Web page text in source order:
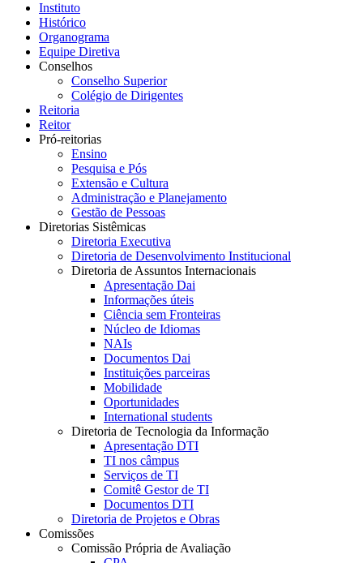
Instituto
Histórico
Organograma
Equipe Diretiva
Conselhos
Conselho Superior
Colégio de Dirigentes
Reitoria
Reitor
Pró-reitorias
Ensino
Pesquisa e Pós
Extensão e Cultura
Administração e Planejamento
Gestão de Pessoas
Diretorias Sistêmicas
Diretoria Executiva
Diretoria de Desenvolvimento Institucional
Diretoria de Assuntos Internacionais
Apresentação Dai
Informações úteis
Ciência sem Fronteiras
Núcleo de Idiomas
NAIs
Documentos Dai
Instituições parceiras
Mobilidade
Oportunidades
International students
Diretoria de Tecnologia da Informação
Apresentação DTI
TI nos câmpus
Serviços de TI
Comitê Gestor de TI
Documentos DTI
Diretoria de Projetos e Obras
Comissões
Comissão Própria de Avaliação